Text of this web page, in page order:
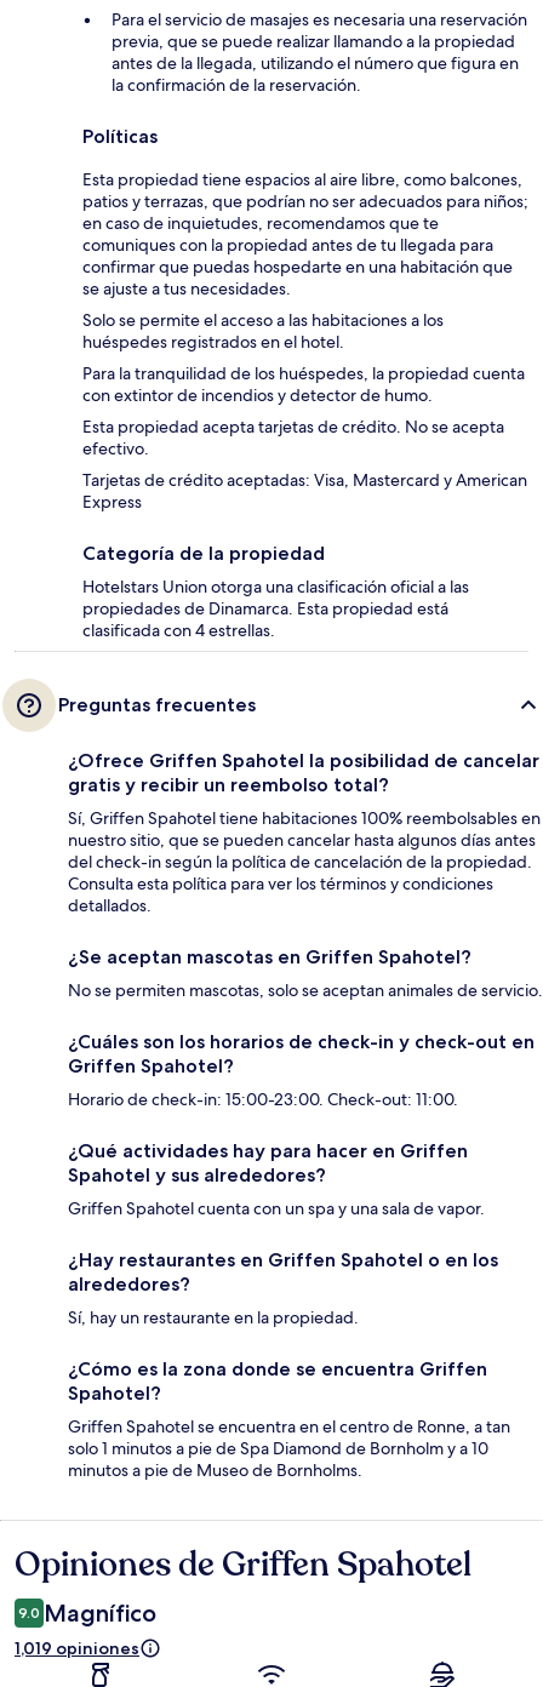
Para el servicio de masajes es necesaria una reservación
previa, que se puede realizar llamando a la propiedad
antes de la llegada, utilizando el número que figura en
la confirmación de la reservación.
Políticas
Esta propiedad tiene espacios al aire libre, como balcones,
patios y terrazas, que podrían no ser adecuados para niños;
en caso de inquietudes, recomendamos que te
comuniques con la propiedad antes de tu llegada para
confirmar que puedas hospedarte en una habitación que
se ajuste a tus necesidades.
Solo se permite el acceso a las habitaciones a los
huéspedes registrados en el hotel.
Para la tranquilidad de los huéspedes, la propiedad cuenta
con extintor de incendios y detector de humo.
Esta propiedad acepta tarjetas de crédito. No se acepta
efectivo.
Tarjetas de crédito aceptadas: Visa, Mastercard y American
Express
Categoría de la propiedad
Hotelstars Union otorga una clasificación oficial a las
propiedades de Dinamarca. Esta propiedad está
clasificada con 4 estrellas.
Preguntas frecuentes
¿Ofrece Griffen Spahotel la posibilidad de cancelar
gratis y recibir un reembolso total?
Sí, Griffen Spahotel tiene habitaciones 100% reembolsables en
nuestro sitio, que se pueden cancelar hasta algunos días antes
del check-in según la política de cancelación de la propiedad.
Consulta esta política para ver los términos y condiciones
detallados.
¿Se aceptan mascotas en Griffen Spahotel?
No se permiten mascotas, solo se aceptan animales de servicio.
¿Cuáles son los horarios de check-in y check-out en
Griffen Spahotel?
Horario de check-in: 15:00-23:00. Check-out: 11:00.
¿Qué actividades hay para hacer en Griffen
Spahotel y sus alrededores?
Griffen Spahotel cuenta con un spa y una sala de vapor.
¿Hay restaurantes en Griffen Spahotel o en los
alrededores?
Sí, hay un restaurante en la propiedad.
¿Cómo es la zona donde se encuentra Griffen
Spahotel?
Griffen Spahotel se encuentra en el centro de Ronne, a tan
solo 1 minutos a pie de Spa Diamond de Bornholm y a 10
minutos a pie de Museo de Bornholms.
Opiniones
Opiniones de Griffen Spahotel
9.0 Magnífico
1,019 opiniones